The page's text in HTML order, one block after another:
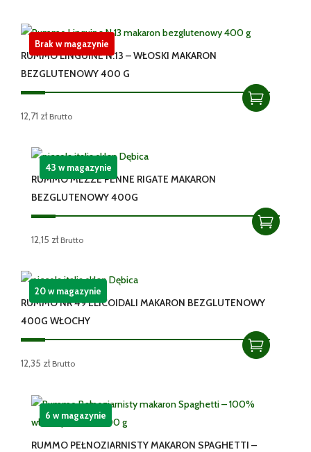
RUMMO LINGUINE N.13 – WŁOSKI MAKARON
BEZGLUTENOWY 400 G
12,71 zł Brutto
Brak w magazynie
RUMMO MEZZE PENNE RIGATE MAKARON
BEZGLUTENOWY 400G
12,15 zł Brutto
43 w magazynie
RUMMO NR 49 ELICOIDALI MAKARON BEZGLUTENOWY
400G WŁOCHY
12,35 zł Brutto
20 w magazynie
RUMMO PEŁNOZIARNISTY MAKARON SPAGHETTI –
6 w magazynie